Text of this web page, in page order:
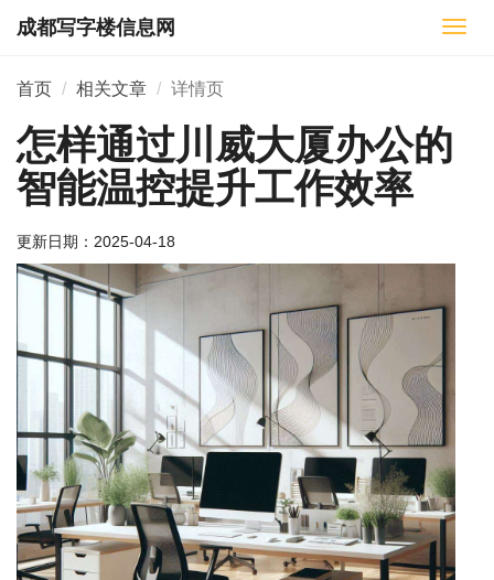
切
成都写字楼信息网
首页 相关文章 详情页
怎样通过川威大厦办公的
智能温控提升工作效率
更新日期： 2025-04-18